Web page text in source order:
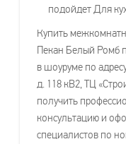
подойдет Для
Купить
Пекан Белый Ромб
в шоуруме по
д. 118 кВ2, ТЦ
получить
консультацию и
специалистов по